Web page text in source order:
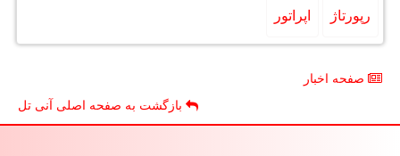
رپورتاژ اپراتور
صفحه اخبار
بازگشت به صفحه اصلی آنی تل